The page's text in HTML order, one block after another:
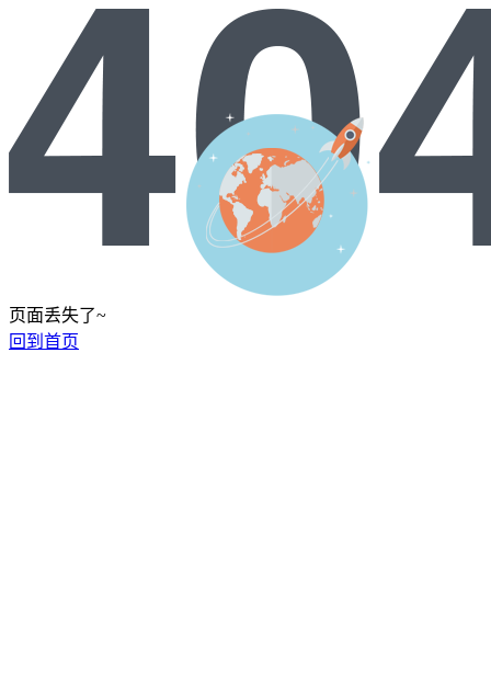
页面丢失了~
回到首页